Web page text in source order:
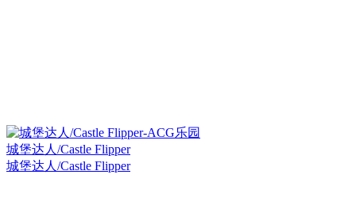
城堡达人/Castle Flipper
城堡达人/Castle Flipper